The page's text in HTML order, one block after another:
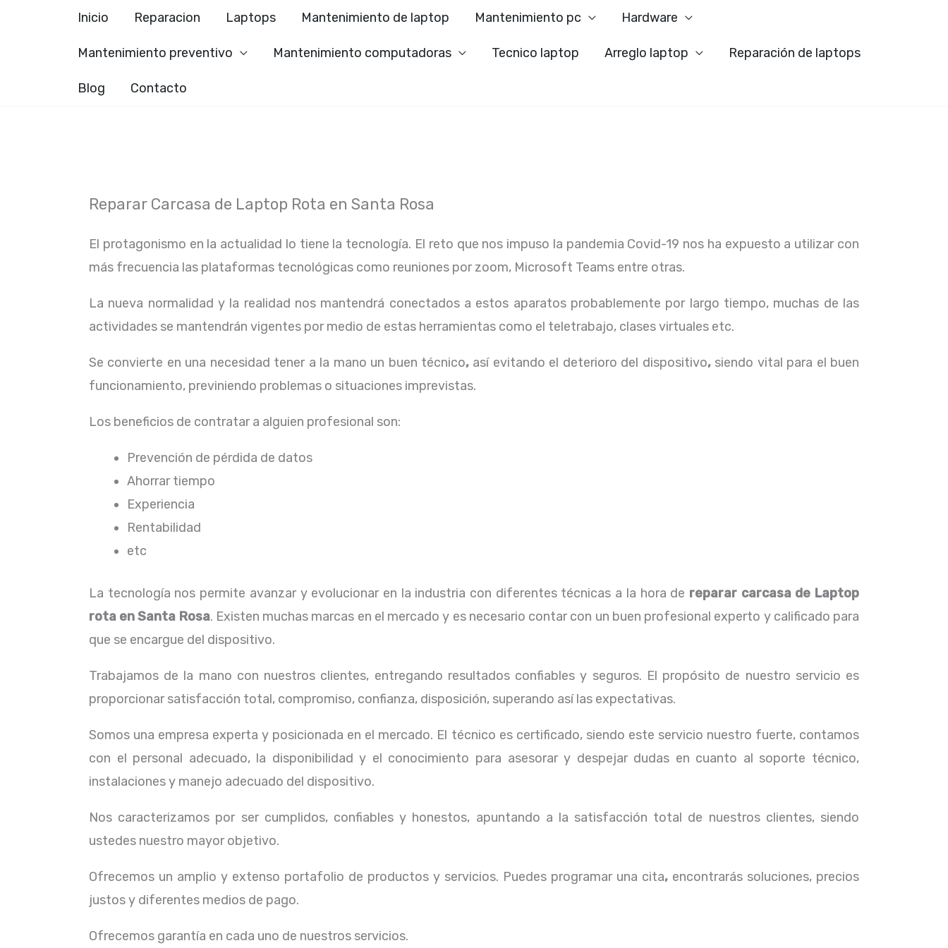
Inicio Reparacion Laptops Mantenimiento de laptop Mantenimiento pc Hardware
Mantenimiento preventivo Mantenimiento computadoras Tecnico laptop Arreglo laptop Reparación de laptops
Blog Contacto
Reparar Carcasa de Laptop Rota en Santa Rosa
El protagonismo en la actualidad lo tiene la tecnología. El reto que nos impuso la pandemia Covid-19 nos ha expuesto a utilizar con
más frecuencia las plataformas tecnológicas como reuniones por zoom, Microsoft Teams entre otras.
La nueva normalidad y la realidad nos mantendrá conectados a estos aparatos probablemente por largo tiempo, muchas de las
actividades se mantendrán vigentes por medio de estas herramientas como el teletrabajo, clases virtuales etc.
Se convierte en una necesidad tener a la mano un buen técnico, así evitando el deterioro del dispositivo, siendo vital para el buen
funcionamiento, previniendo problemas o situaciones imprevistas.
Los beneficios de contratar a alguien profesional son:
Prevención de pérdida de datos
Ahorrar tiempo
Experiencia
Rentabilidad
etc
La tecnología nos permite avanzar y evolucionar en la industria con diferentes técnicas a la hora de reparar carcasa de Laptop
rota en Santa Rosa. Existen muchas marcas en el mercado y es necesario contar con un buen profesional experto y calificado para
que se encargue del dispositivo.
Trabajamos de la mano con nuestros clientes, entregando resultados confiables y seguros. El propósito de nuestro servicio es
proporcionar satisfacción total, compromiso, confianza, disposición, superando así las expectativas.
Somos una empresa experta y posicionada en el mercado. El técnico es certificado, siendo este servicio nuestro fuerte, contamos
con el personal adecuado, la disponibilidad y el conocimiento para asesorar y despejar dudas en cuanto al soporte técnico,
instalaciones y manejo adecuado del dispositivo.
Nos caracterizamos por ser cumplidos, confiables y honestos, apuntando a la satisfacción total de nuestros clientes, siendo
ustedes nuestro mayor objetivo.
Ofrecemos un amplio y extenso portafolio de productos y servicios. Puedes programar una cita, encontrarás soluciones, precios
justos y diferentes medios de pago.
Ofrecemos garantía en cada uno de nuestros servicios.